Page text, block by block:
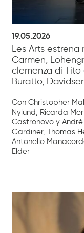
19.05.2026
Les Arts
Carmen,
clemenza di
Buratto,
Con Christopher
Nylund, Ricarda
Castronovo y Andrè
Gardiner, Thomas
Antonello
Elder